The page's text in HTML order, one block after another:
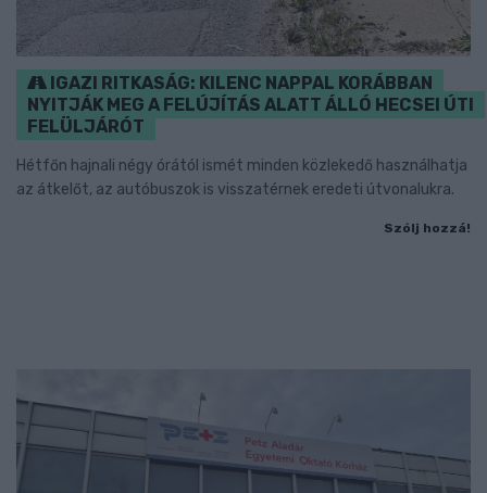
IGAZI RITKASÁG: KILENC NAPPAL KORÁBBAN
NYITJÁK MEG A FELÚJÍTÁS ALATT ÁLLÓ HECSEI ÚTI
FELÜLJÁRÓT
Hétfőn hajnali négy órától ismét minden közlekedő használhatja
az átkelőt, az autóbuszok is visszatérnek eredeti útvonalukra.
Szólj hozzá!